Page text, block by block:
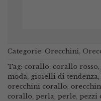
Categorie: Orecchini ,
Tag: corallo, corallo rosso,
moda , gioielli di tendenza ,
orecchini corallo,
corallo, perla , perle, pezzi